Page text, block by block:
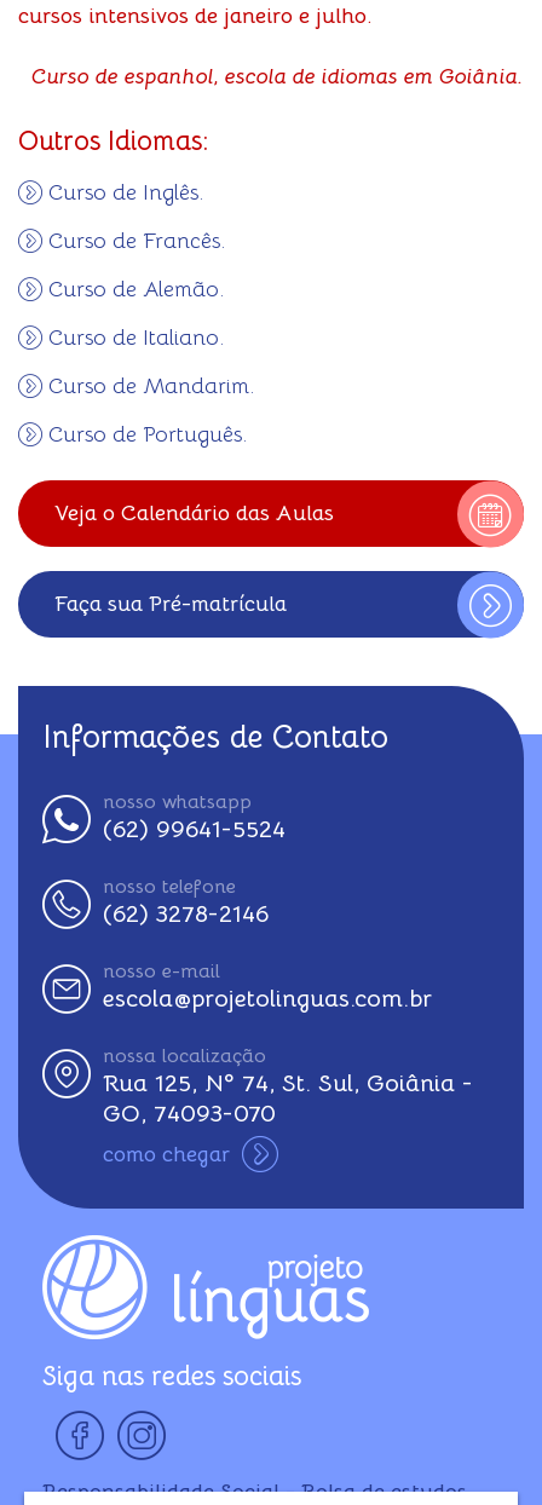
cursos intensivos de janeiro e julho.
Curso de espanhol, escola de idiomas em Goiânia.
Outros Idiomas:
Curso de Inglês.
Curso de Francês.
Curso de Alemão.
Curso de Italiano.
Curso de Mandarim.
Curso de Português.
Veja o Calendário das Aulas
Faça sua Pré-matrícula
Informações de Contato
nosso whatsapp
(62) 99641-5524
nosso telefone
(62) 3278-2146
nosso e-mail
escola@projetolinguas.com.br
nossa localização
Rua 125, Nº 74, St. Sul, Goiânia -
GO, 74093-070
como chegar
Siga nas redes sociais
Responsabilidade Social - Bolsa de estudos